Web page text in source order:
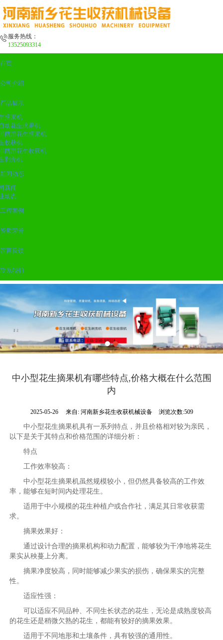
服务热线：
13525093314
首页
公司介绍
产品展示
摘果机
动花生摘果机
两用花生摘果机
收获机
两用花生收获机
剥壳机
新闻动态
新闻
动态
工程案例
资质荣誉
留言反馈
联系我们
中小型花生摘果机有哪些特点,价格大概在什么范围
内
2025-05-26 来自: 河南新乡花生收获机械设备 浏览次数:509
中小型花生摘果机具有一系列特点，并且价格相对较为亲民，
以下是关于其特点和价格范围的详细分析：
特点
工作效率较高：
中小型花生摘果机虽然规模较小，但仍然具备较高的工作效
率，能够在短时间内处理花生。
适用于中小规模的花生种植户或合作社，满足其日常收获需
求。
摘果效果好：
通过设计合理的摘果机构和动力配置，能够较为干净地将花生
果实从秧蔓上分离。
摘果净度较高，同时能够减少果实的损伤，确保果实的完整
性。
适应性强：
可以适应不同品种、不同生长状态的花生，无论是成熟度较高
的花生还是稍微欠熟的花生，都能有较好的摘果效果。
适用于不同地形和土壤条件，具有较强的通用性。